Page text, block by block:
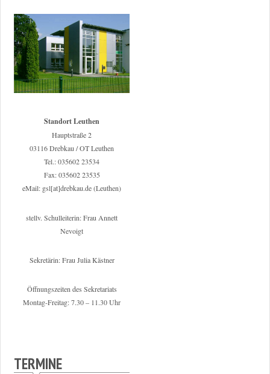
Standort Leuthen
Hauptstraße 2
03116 Drebkau / OT Leuthen
Tel.: 035602 23534
Fax: 035602 23535
eMail: gsl[at]drebkau.de (Leuthen)
stellv. Schulleiterin: Frau Annett
Nevoigt
Sekretärin: Frau Julia Kästner
Öffnungszeiten des Sekretariats
Montag-Freitag: 7.30 – 11.30 Uhr
TERMINE